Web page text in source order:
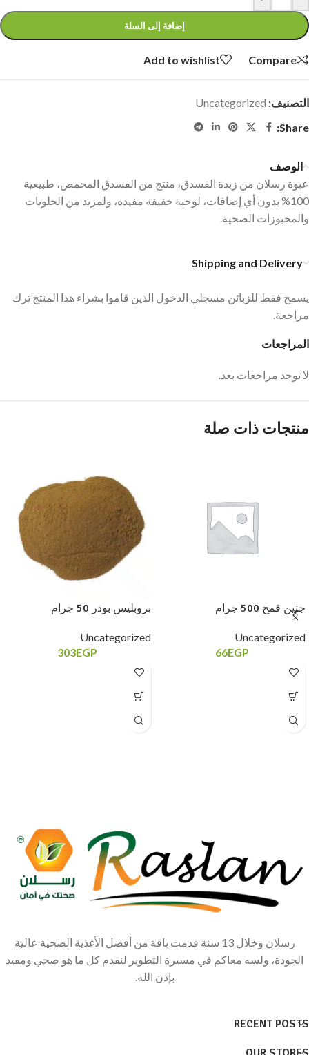
إضافة إلى السلة
Compare
Add to wishlist
التصنيف: Uncategorized
Share:
الوصف
عبوة رسلان من زبدة الفسدق، منتج من الفسدق المحمص، طبيعية
100% بدون أي إضافات، لوجبة خفيفة مفيدة، ولمزيد من الحلويات
والمخبوزات الصحية.
Shipping and Delivery
المراجعات
لا توجد مراجعات بعد.
يسمح فقط للزبائن مسجلي الدخول الذين قاموا بشراء هذا المنتج ترك
مراجعة.
منتجات ذات صلة
جنين قمح 500 جرام
Uncategorized
66EGP
بروبليس بودر 50 جرام
Uncategorized
303EGP
رسلان وخلال 13 سنة قدمت باقة من أفضل الأغذية الصحية عالية
الجودة، ولسه معاكم في مسيرة التطوير لنقدم كل ما هو صحي ومفيد
بإذن الله.
RECENT POSTS